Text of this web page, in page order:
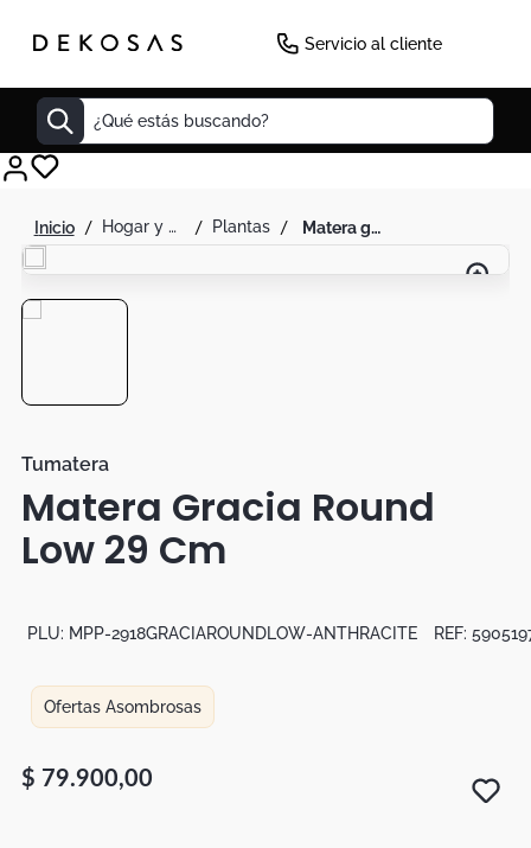
Servicio al cliente
¿Qué estás buscando?
hogar y decoración plantas matera gracia round low 29 cm
Tumatera
Matera Gracia Round
Low 29 Cm
PLU: MPP-2918GRACIAROUNDLOW-ANTHRACITE REF:
Ofertas Asombrosas
$ 79.900,00
Decoracion
Cuadro
Sillas
Duvet
Botas